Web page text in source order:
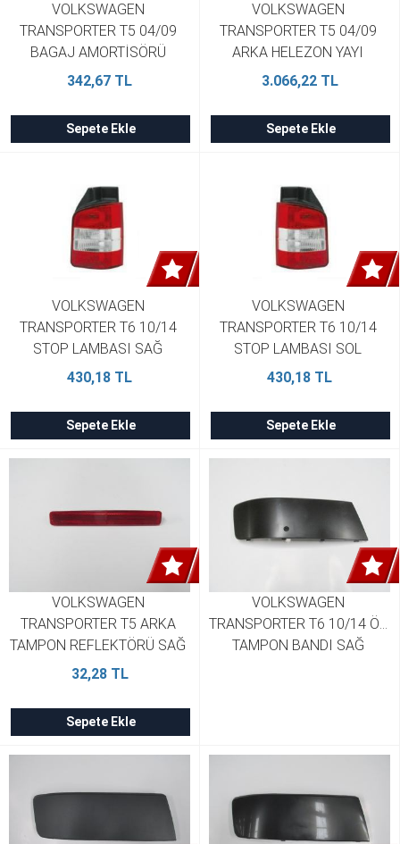
VOLKSWAGEN
TRANSPORTER T5 04/09
BAGAJ AMORTİSÖRÜ
77.5CM SAĞ/SOL AYNI
342,67 TL
Sepete Ekle
VOLKSWAGEN
TRANSPORTER T5 04/09
ARKA HELEZON YAYI
SAĞ/SOL 2Lİ SET 1.9/2.5TDI
7J0511115B
3.066,22 TL
Sepete Ekle
VOLKSWAGEN
TRANSPORTER T6 10/14
STOP LAMBASI SAĞ
KIRMIZI/BEYAZ PLEKSAN
430,18 TL
Sepete Ekle
VOLKSWAGEN
TRANSPORTER T6 10/14
STOP LAMBASI SOL
KIRMIZI/BEYAZ PLEKSAN
430,18 TL
Sepete Ekle
VOLKSWAGEN
TRANSPORTER T5 ARKA
TAMPON REFLEKTÖRÜ SAĞ
KIRMIZI PLEKSAN
32,28 TL
Sepete Ekle
VOLKSWAGEN
TRANSPORTER T6 10/14 ÖN
TAMPON BANDI SAĞ